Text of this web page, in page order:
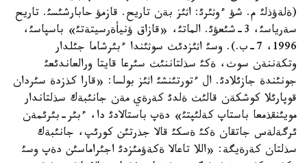
(ةلةؤذلئ م. شؤ ءوثئرئ: اثئز بةن تاريح. قازمؤ حابارشئسئ. تاريح
سةرياسئ، 3-شئعؤئ. الماتئ، «قازاق ؤنيأةرسيتةتئ» باسپاسئ،
1996، 7-ب.). وسئ اثئزدئث سوثئندا ءبئرشاما جئلدار
وتكةننةن سوث، ةكئ سذلتاننئث سئرعا قايتا ورالعاندئعئ
جونئندة جازئلادئ. ال ءتورتئنشئ اثئز بولسا: «قارا كذزدة سئردان
قوپارئلا كوشكةن قالئث ةلدئ كةرةي مةن جانئبةك سذلتاندار
مويئنقذمعا باستاپ كةلئپتئ» دةپ باستالادئ دا، ءبئر-بئرئمةن
ئرگةلةس جاتقان ةكئ ةسكئ قالا جذرتئن كورئپ، جانئبةك
سذلتان كةرةيگة: «اللا تاعالا ةكةؤمئزدئ اجئراماسئن دةپ وسئ